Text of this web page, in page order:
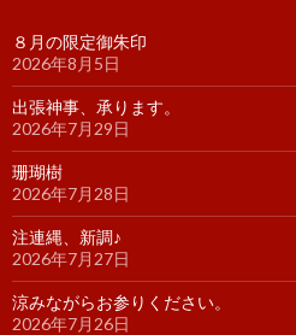
８月の限定御朱印
2026年8月5日
出張神事、承ります。
2026年7月29日
珊瑚樹
2026年7月28日
注連縄、新調♪
2026年7月27日
涼みながらお参りください。
2026年7月26日